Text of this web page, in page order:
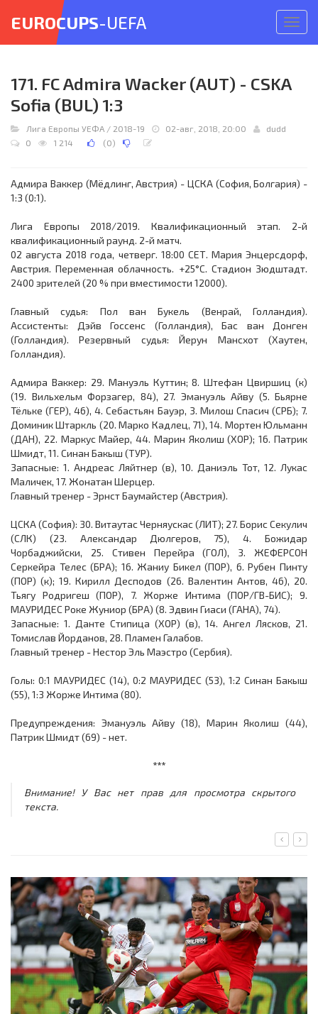
меню
EUROCUPS-UEFA
171. FC Admira Wacker (AUT) - CSKA
Sofia (BUL) 1:3
Лига Европы УЕФА / 2018-19 02-авг, 2018, 20:00
dudd
0
1 214 (0)
Адмира Ваккер (Мёдлинг, Австрия) - ЦСКА (София, Болгария) -
1:3 (0:1).
Лига Европы 2018/2019. Квалификационный этап. 2-й
квалификационный раунд. 2-й матч.
02 августа 2018 года, четверг. 18:00 СЕТ. Мария Энцерсдорф,
Австрия. Переменная облачность. +25°C. Стадион Зюдштадт.
2400 зрителей (20 % при вместимости 12000).
Главный судья: Пол ван Букель (Венрай, Голландия).
Ассистенты: Дэйв Госсенс (Голландия), Бас ван Донген
(Голландия). Резервный судья: Йерун Мансхот (Хаутен,
Голландия).
Адмира Ваккер: 29. Мануэль Куттин; 8. Штефан Цвиршиц (к)
(19. Вильхельм Форзагер, 84), 27. Эмануэль Айву (5. Бьярне
Тёльке (ГЕР), 46), 4. Себастьян Бауэр, 3. Милош Спасич (СРБ); 7.
Доминик Штаркль (20. Марко Кадлец, 71), 14. Мортен Юльманн
(ДАН), 22. Маркус Майер, 44. Марин Яколиш (ХОР); 16. Патрик
Шмидт, 11. Синан Бакыш (ТУР).
Запасные: 1. Андреас Ляйтнер (в), 10. Даниэль Тот, 12. Лукас
Маличек, 17. Жонатан Шерцер.
Главный тренер - Эрнст Баумайстер (Австрия).
ЦСКА (София): 30. Витаутас Черняускас (ЛИТ); 27. Борис Секулич
(СЛК) (23. Александар Дюлгеров, 75), 4. Божидар
Чорбаджийски, 25. Стивен Перейра (ГОЛ), 3. ЖЕФЕРСОН
Серкейра Телес (БРА); 16. Жаниу Бикел (ПОР), 6. Рубен Пинту
(ПОР) (к); 19. Кирилл Десподов (26. Валентин Антов, 46), 20.
Тьягу Родригеш (ПОР), 7. Жорже Интима (ПОР/ГВ-БИС); 9.
МАУРИДЕС Роке Жуниор (БРА) (8. Эдвин Гиаси (ГАНА), 74).
Запасные: 1. Данте Стипица (ХОР) (в), 14. Ангел Лясков, 21.
Томислав Йорданов, 28. Пламен Галабов.
Главный тренер - Нестор Эль Маэстро (Сербия).
Голы: 0:1 МАУРИДЕС (14), 0:2 МАУРИДЕС (53), 1:2 Синан Бакыш
(55), 1:3 Жорже Интима (80).
Предупреждения: Эмануэль Айву (18), Марин Яколиш (44),
Патрик Шмидт (69) - нет.
***
Внимание! У Вас нет прав для просмотра скрытого
текста.